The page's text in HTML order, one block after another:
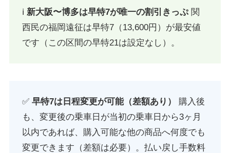
ℹ️ 新大阪〜博多は早特7が唯一の割引きっぷ関
西民の福岡遠征は早特7（13,600円）が最安値
です（この区間の早特21は設定なし）。
✅早特7は日程変更が可能（差額あり）
購入後
も、変更後の乗車日が当初の乗車日から3ヶ月
以内であれば、購入可能な他の商品へ何度でも
変更できます（差額は必要）。払い戻し手数料